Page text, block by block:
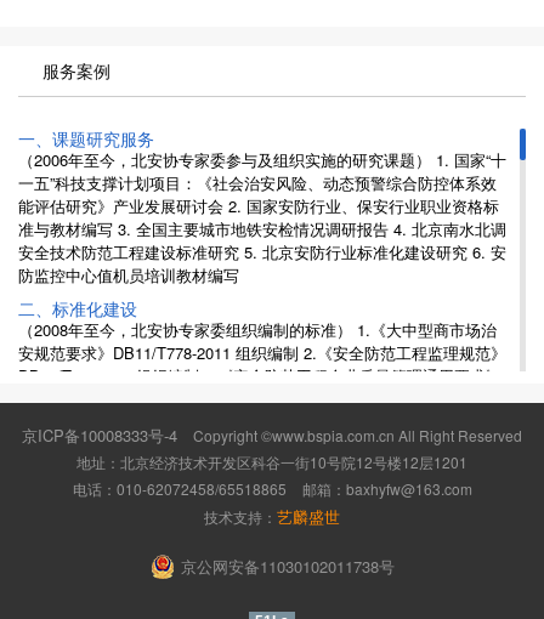
服务案例
一、课题研究服务
（2006年至今，北安协专家委参与及组织实施的研究课题） 1. 国家“十
一五”科技支撑计划项目：《社会治安风险、动态预警综合防控体系效
能评估研究》产业发展研讨会 2. 国家安防行业、保安行业职业资格标
准与教材编写 3. 全国主要城市地铁安检情况调研报告 4. 北京南水北调
安全技术防范工程建设标准研究 5. 北京安防行业标准化建设研究 6. 安
防监控中心值机员培训教材编写
二、标准化建设
（2008年至今，北安协专家委组织编制的标准） 1.《大中型商市场治
安规范要求》DB11/T778-2011 组织编制 2.《安全防范工程监理规范》
DB11/T777-2011组织编制 3.《安全防范工程企业质量管理通用要求》
DB11/T917-2012组织编制 4.《安全技术防范系统维护通用要求》
DB11/ 853—2012组织编制 6.《重点建设工程施工现场治安防范系统规
范》DB11/971-2013组织编制 7.《保险营业场所风险等级和安全防范要
求》DB11/972-2013组织编制 8.《安全技术防范报警运营服务通用要
求》DB11/T1043-2013组织编制 9.《安全防范工程监理规范》
DB11/T1472-2017组织编制 11.《安防监控中心值机工作与服务要求》
T/BAX 0001-2021组织编制
京ICP备10008333号-4
Copyright ©www.bspia.com.cn All Right Reserved
地址：北京经济技术开发区科谷一街10号院12号楼12层1201
电话：010-62072458/65518865
邮箱： baxhyfw@163.com
技术支持： 艺麟盛世
京公网安备11030102011738号